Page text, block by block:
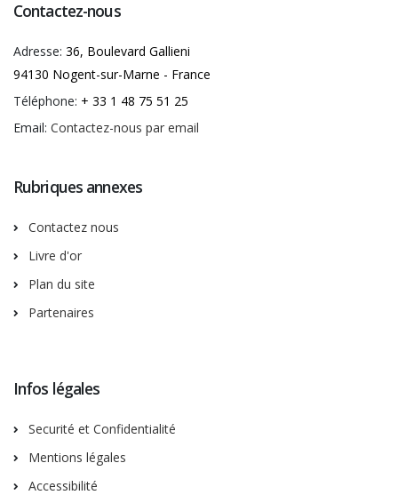
Contactez-nous
Adresse: 36, Boulevard Gallieni
94130 Nogent-sur-Marne - France
Téléphone: + 33 1 48 75 51 25
Email: Contactez-nous par email
Rubriques annexes
Contactez nous
Livre d'or
Plan du site
Partenaires
Infos légales
Securité et Confidentialité
Mentions légales
Accessibilité